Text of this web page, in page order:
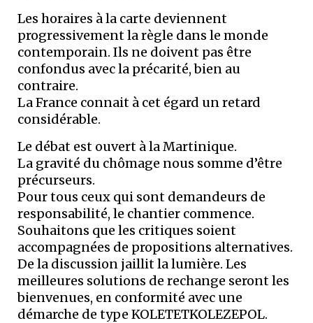
Les horaires à la carte deviennent
progressivement la règle dans le monde
contemporain. Ils ne doivent pas être
confondus avec la précarité, bien au
contraire.
La France connait à cet égard un retard
considérable.
Le débat est ouvert à la Martinique.
La gravité du chômage nous somme d’être
précurseurs.
Pour tous ceux qui sont demandeurs de
responsabilité, le chantier commence.
Souhaitons que les critiques soient
accompagnées de propositions alternatives.
De la discussion jaillit la lumière. Les
meilleures solutions de rechange seront les
bienvenues, en conformité avec une
démarche de type KOLETETKOLEZEPOL.